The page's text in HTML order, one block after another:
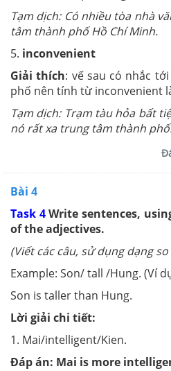
Tạm dịch: Có nhiều tòa nhà
tâm thành phố Hồ Chí Minh.
5. inconvenient
Giải thích: vế sau có nhắc
phố nên tính từ inconvenient
Tạm dịch: Trạm tàu hỏa bất
nó rất xa trung tâm thành
Bài 4
Task 4Write sentences,
of the adjectives.
(Viết các câu, sử dụng dạng
Example: Son/ tall /Hung. (Ví
Son is taller than Hung.
Lời giải chi tiết:
1. Mai/intelligent/Kien.
Đáp án: Mai is more